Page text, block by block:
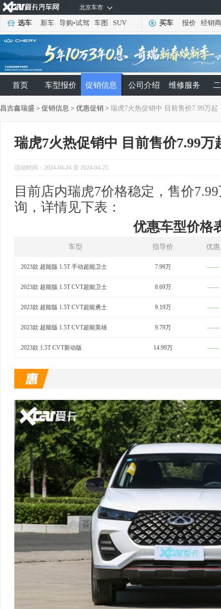
北京车市
选车 新车 导购•试驾 车图 SUV 买车 报价 经销商
首页 车型报价 促销信息 公司介绍 维修服务
昌吉鑫瑞盛 > 促销信息 > 优惠促销 > 瑞虎7火热促销中 目前售价7.99万起
瑞虎7火热促销中 目前售价7.99万
活动时间：2024-04-24 至 2024-04-25
目前店内瑞虎7价格稳定，售价
询，详情见下表：
优惠车型价格
车型 指导价 优惠
2023款 超能版 1.5T 手动超能卫士 7.99万 ------
2023款 超能版 1.5T CVT超能卫士 8.69万 ------
2023款 超能版 1.5T CVT超能勇士 9.19万 ------
2023款 超能版 1.5T CVT超能英雄 9.79万 ------
2023款 1.5T CVT新动版 14.99万 ------